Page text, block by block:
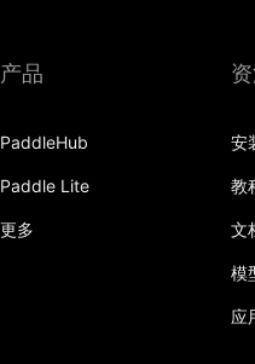
产品
PaddleHub
Paddle Lite
更多
安
教
文
模
应